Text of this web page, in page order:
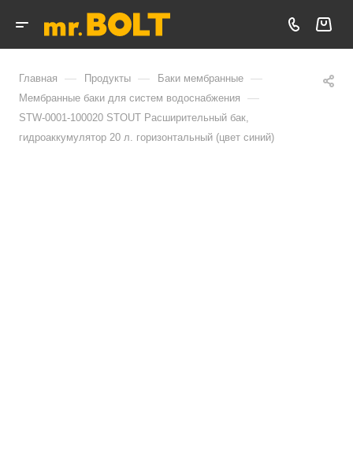
Главная — Продукты — Баки мембранные —
Мембранные баки для систем водоснабжения —
STW-0001-100020 STOUT Расширительный бак,
гидроаккумулятор 20 л. горизонтальный (цвет синий)